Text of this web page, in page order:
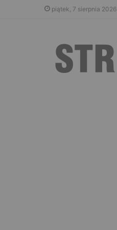
piątek, 7 sierpnia 2026